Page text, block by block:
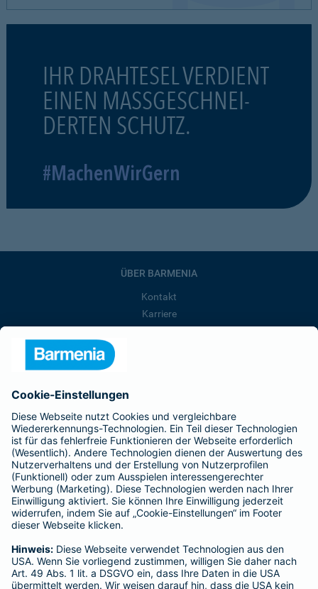
IHR DRAHTESEL VERDIENT
EINEN MASSGESCHNEI-
DERTEN SCHUTZ.
#MachenWirGern
ÜBER BARMENIA
Kontakt
Karriere
Barmenia ist Teil der BarmeniaGothaer
BELIEBTE SEITEN
Kranken-Zusatzversicherung
Tierversicherungen
Haftpflichtversicherung
Hausratversicherung
Adresse ändern
Schaden melden